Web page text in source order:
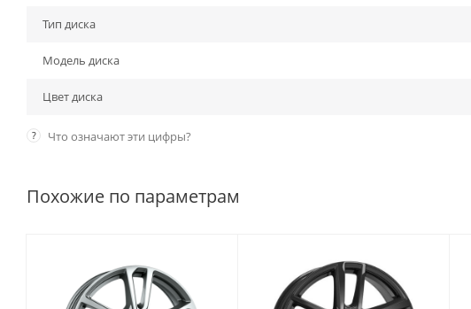
Тип диска
Модель диска
Цвет диска
? Что означают эти цифры?
Похожие по параметрам